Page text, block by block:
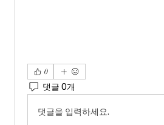
0
댓글 0개
댓글을 입력하세요.